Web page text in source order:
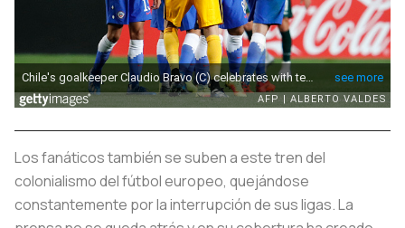
Los fanáticos también se suben a este tren del
colonialismo del fútbol europeo, quejándose
constantemente por la interrupción de sus ligas. La